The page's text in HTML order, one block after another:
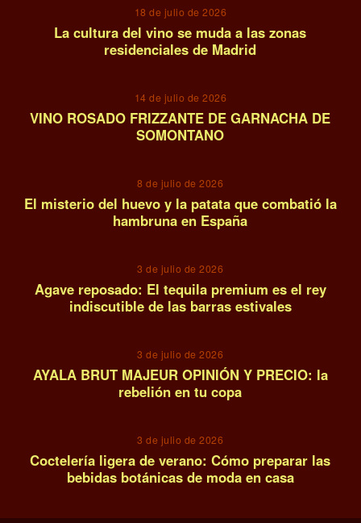
18 de julio de 2026
La cultura del vino se muda a las zonas
residenciales de Madrid
14 de julio de 2026
VINO ROSADO FRIZZANTE DE GARNACHA DE
SOMONTANO
8 de julio de 2026
El misterio del huevo y la patata que combatió la
hambruna en España
3 de julio de 2026
Agave reposado: El tequila premium es el rey
indiscutible de las barras estivales
3 de julio de 2026
AYALA BRUT MAJEUR OPINIÓN Y PRECIO: la
rebelión en tu copa
3 de julio de 2026
Coctelería ligera de verano: Cómo preparar las
bebidas botánicas de moda en casa